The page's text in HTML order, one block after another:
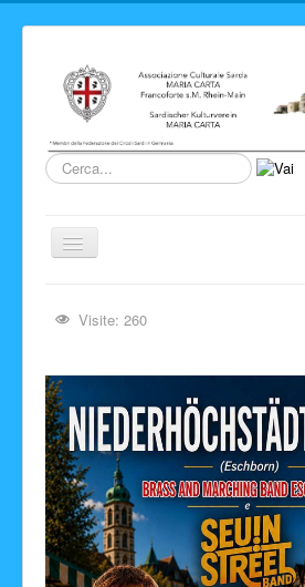
Cerca...
Cambia
Su di noi
Storia del Circolo
Sardegna
Info e link
Facebook
Visite: 260